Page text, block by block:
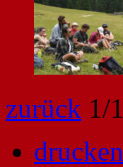
zurück 1/1
drucken